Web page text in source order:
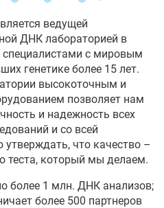
ведущей
ДНК лабораторией в
специалистами с мировым
генетике более 15 лет.
высокоточным и
позволяет нам
и надежность всех
и со всей
утверждать, что качество –
теста, который мы делаем.
более 1 млн. ДНК анализов;
более 500 партнеров